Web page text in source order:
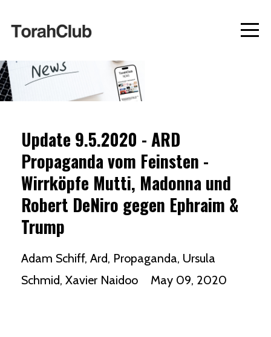
Update 9.5.2020 - ARD
Propaganda vom Feinsten -
Wirrköpfe Mutti, Madonna und
Robert DeNiro gegen Ephraim &
Trump
Adam Schiff Ard Propaganda Ursula
Schmid Xavier Naidoo May 09, 2020